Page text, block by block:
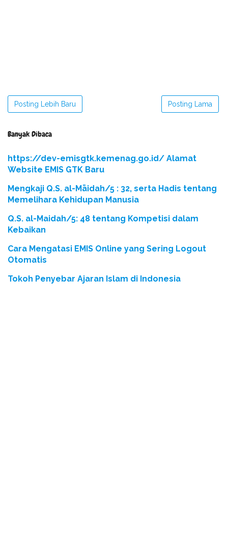
Posting Lebih Baru Posting Lama
Banyak Dibaca
https://dev-emisgtk.kemenag.go.id/ Alamat
Website EMIS GTK Baru
Mengkaji Q.S. al-Māidah/5 : 32, serta Hadis tentang
Memelihara Kehidupan Manusia
Q.S. al-Maidah/5: 48 tentang Kompetisi dalam
Kebaikan
Cara Mengatasi EMIS Online yang Sering Logout
Otomatis
Tokoh Penyebar Ajaran Islam di Indonesia